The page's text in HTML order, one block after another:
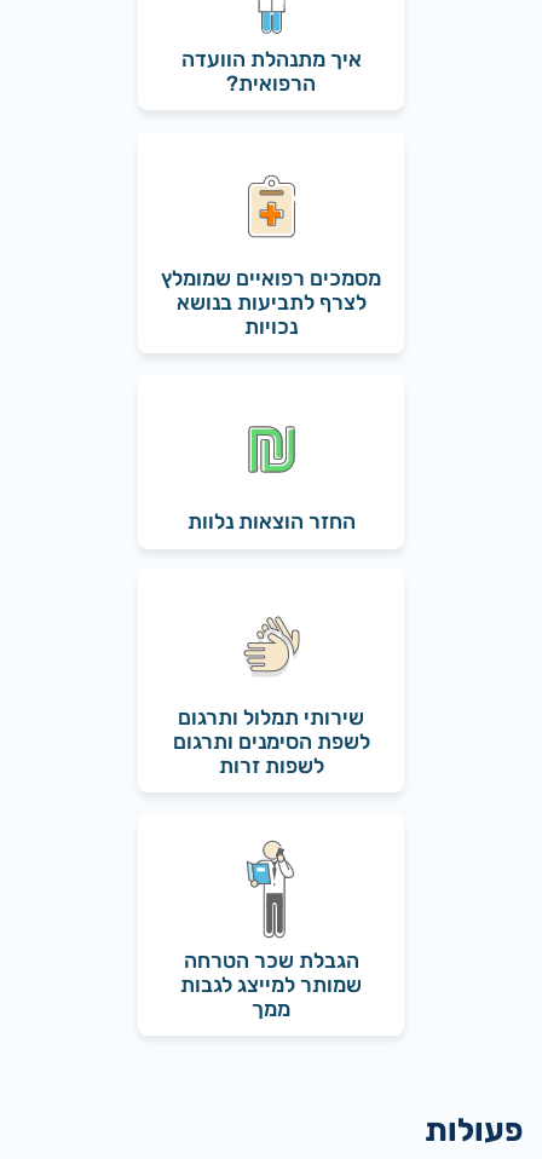
איך מתנהלת הוועדה
הרפואית?
מסמכים רפואיים שמומלץ
לצרף לתביעות בנושא
נכויות
החזר הוצאות נלוות
שירותי תמלול ותרגום
לשפת הסימנים ותרגום
לשפות זרות
הגבלת שכר הטרחה
שמותר למייצג לגבות
ממך